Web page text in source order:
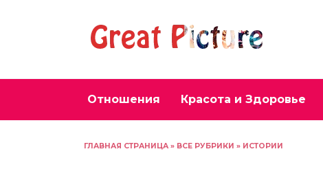
Отношения Красота и Здоровье
ГЛАВНАЯ СТРАНИЦА » ВСЕ РУБРИКИ » ИСТОРИИ